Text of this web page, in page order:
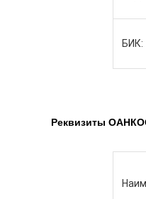
БИК:
Реквизиты